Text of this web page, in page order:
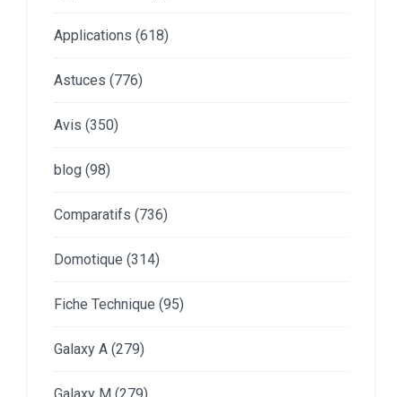
Applications (618)
Astuces (776)
Avis (350)
blog (98)
Comparatifs (736)
Domotique (314)
Fiche Technique (95)
Galaxy A (279)
Galaxy M (279)